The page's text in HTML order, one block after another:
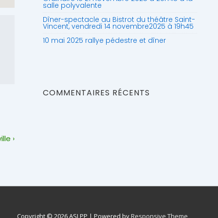
›
salle polyvalente
Dîner-spectacle au Bistrot du théâtre Saint-
Vincent, vendredi 14 novembre2025 à 19h45
10 mai 2025 rallye pédestre et dîner
COMMENTAIRES RÉCENTS
Copyright © 2026ASLPP | Powered byResponsive Theme